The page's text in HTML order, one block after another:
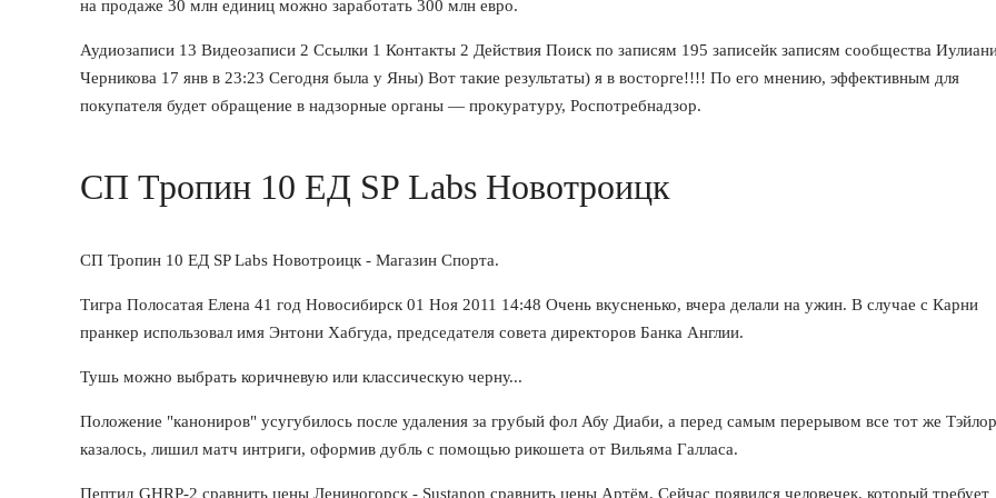
на продаже 30 млн единиц можно заработать 300 млн евро.
Аудиозаписи 13 Видеозаписи 2 Ссылки 1 Контакты 2 Действия Поиск по записям 195 записейк записям сообщества
Черникова 17 янв в 23:23 Сегодня была у Яны) Вот такие результаты) я в восторге!!!! По его мнению, эффективным для
покупателя будет обращение в надзорные органы — прокуратуру, Роспотребнадзор.
СП Тропин 10 ЕД SP Labs Новотроицк
СП Тропин 10 ЕД SP Labs Новотроицк - Магазин Спорта.
Тигра Полосатая Елена 41 год Новосибирск 01 Ноя 2011 14:48 Очень вкусненько, вчера делали на ужин. В случае с Карни
пранкер использовал имя Энтони Хабгуда, председателя совета директоров Банка Англии.
Тушь можно выбрать коричневую или классическую черну...
Положение "канониров" усугубилось после удаления за грубый фол Абу Диаби, а перед самым перерывом все тот же
казалось, лишил матч интриги, оформив дубль с помощью рикошета от Вильяма Галласа.
Пептид GHRP-2 сравнить цены Лениногорск - Sustanon сравнить цены Артём. Сейчас появился человечек, который требует